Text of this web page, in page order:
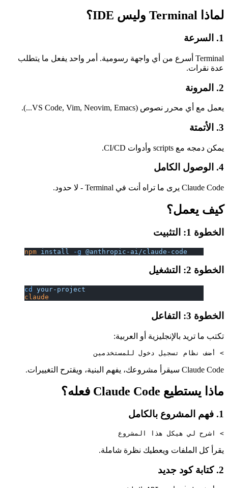
لماذا Terminal وليس IDE؟
Terminal أسرع من أي واجهة رسومية. أمر واحد يفعل ما يتطلب
عدة نقرات.
2. المرونة
يعمل مع أي محرر نصوص (VS Code, Vim, Neovim, Emacs...).
3. الأتمتة
يمكن دمجه مع scripts وأدوات CI/CD.
4. الوصول الكامل
Claude Code يرى ما تراه أنت في Terminal - لا حدود.
كيف يعمل؟
الخطوة 1: التثبيت
npm install -g @anthropic-ai/claude-code
الخطوة 2: التشغيل
cd your-project
claude
الخطوة 3: التفاعل
تكتب ما تريد بالإنجليزية أو العربية:
> أضف نظام تسجيل دخول للمستخدمين
Claude Code سيقرأ مشروعك، يفهم البنية، ويقترح التغييرات.
ماذا يستطيع Claude Code فعله؟
1. فهم المشروع بالكامل
> اشرح لي هيكل هذا المشروع
يقرأ كل الملفات ويعطيك نظرة شاملة.
2. كتابة كود جديد